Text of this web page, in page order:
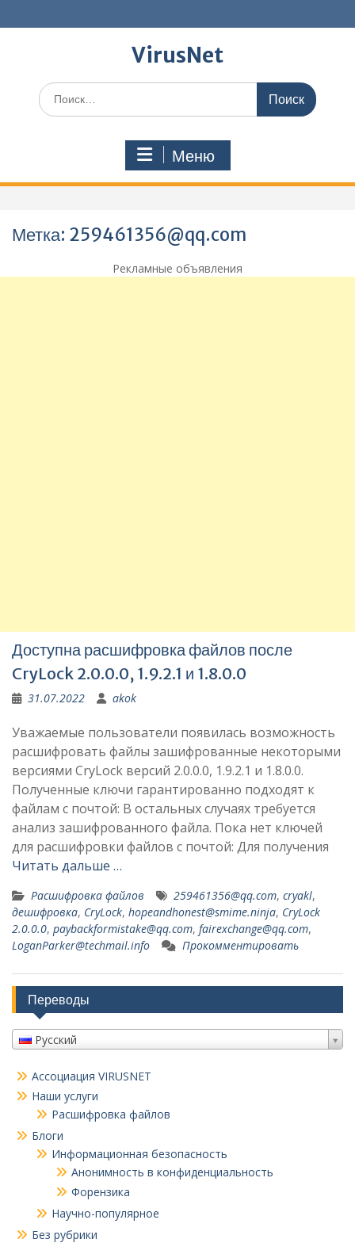
к
VirusNet
Поиск
по:
Меню
Метка: 259461356@qq.com
Рекламные объявления
Доступна расшифровка файлов после
CryLock 2.0.0.0, 1.9.2.1 и 1.8.0.0
31.07.2022 akok
Уважаемые пользователи появилась возможность
расшифровать файлы зашифрованные некоторыми
версиями CryLock версий 2.0.0.0, 1.9.2.1 и 1.8.0.0.
Полученные ключи гарантированно подходят к
файлам с почтой: В остальных случаях требуется
анализ зашифрованного файла. Пока нет ключей
для расшифровки файлов с почтой: Для получения
Читать дальше …
Расшифровка файлов 259461356@qq.com, cryakl,
дешифровка, CryLock, hopeandhonest@smime.ninja, CryLock
2.0.0.0, paybackformistake@qq.com, fairexchange@qq.com,
LoganParker@techmail.info
Прокомментировать
Переводы
Русский
Ассоциация VIRUSNET
Наши услуги
Расшифровка файлов
Блоги
Информационная безопасность
Анонимность в конфиденциальность
Форензика
Научно-популярное
Без рубрики